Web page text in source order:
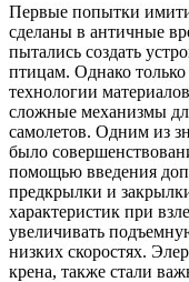
Первые попытки
сделаны в античные
пытались создать
птицам. Однако
технологии
сложные механизмы
самолетов. Одним из
было
помощью введения
предкрылки и
характеристик при
увеличивать
низких скоростях.
крена, также стали